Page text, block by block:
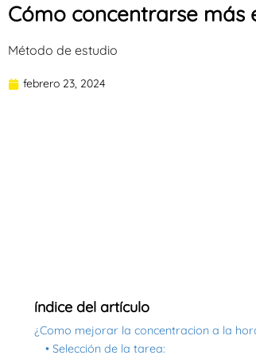
Cómo concentrarse más
Método de estudio
febrero 23, 2024
índice del artículo
¿Como mejorar la concentracion a la
• Selección de la tarea: